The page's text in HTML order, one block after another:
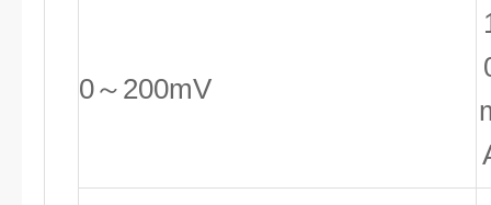
0～200mV